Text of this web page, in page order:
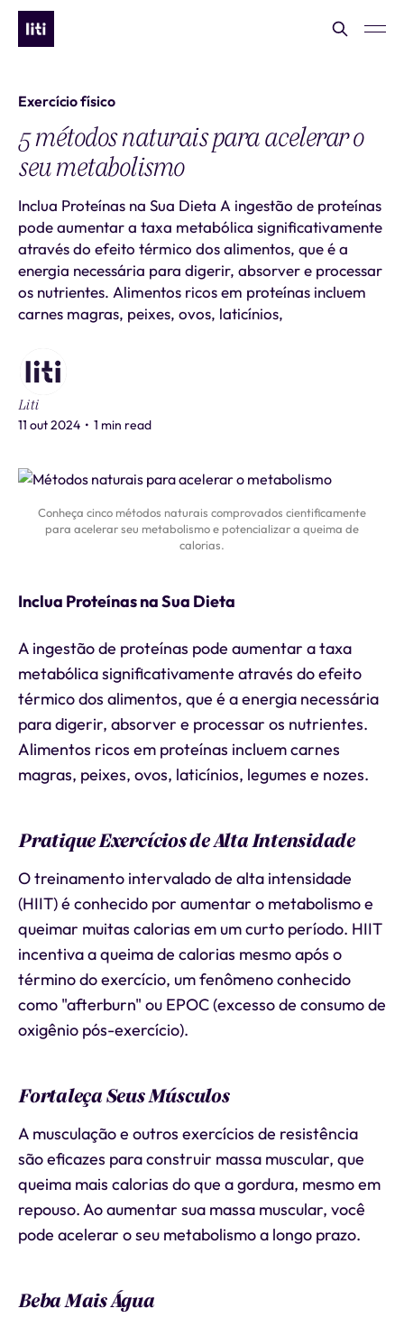
Exercício físico
5 métodos naturais para acelerar o
seu metabolismo
Inclua Proteínas na Sua Dieta A ingestão de proteínas
pode aumentar a taxa metabólica significativamente
através do efeito térmico dos alimentos, que é a
energia necessária para digerir, absorver e processar
os nutrientes. Alimentos ricos em proteínas incluem
carnes magras, peixes, ovos, laticínios,
Liti
11 out 2024 • 1 min read
Conheça cinco métodos naturais comprovados cientificamente
para acelerar seu metabolismo e potencializar a queima de
calorias.
Inclua Proteínas na Sua Dieta
A ingestão de proteínas pode aumentar a taxa
metabólica significativamente através do efeito
térmico dos alimentos, que é a energia necessária
para digerir, absorver e processar os nutrientes.
Alimentos ricos em proteínas incluem carnes
magras, peixes, ovos, laticínios, legumes e nozes.
Pratique Exercícios de Alta Intensidade
O treinamento intervalado de alta intensidade
(HIIT) é conhecido por aumentar o metabolismo e
queimar muitas calorias em um curto período. HIIT
incentiva a queima de calorias mesmo após o
término do exercício, um fenômeno conhecido
como "afterburn" ou EPOC (excesso de consumo de
oxigênio pós-exercício).
Fortaleça Seus Músculos
A musculação e outros exercícios de resistência
são eficazes para construir massa muscular, que
queima mais calorias do que a gordura, mesmo em
repouso. Ao aumentar sua massa muscular, você
pode acelerar o seu metabolismo a longo prazo.
Beba Mais Água